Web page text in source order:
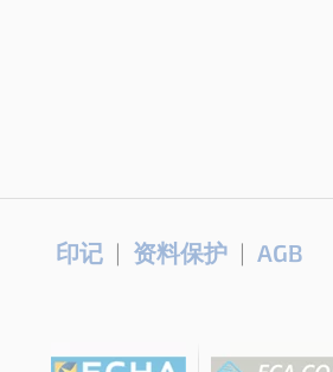
Skip
印记 资料保护 AGB